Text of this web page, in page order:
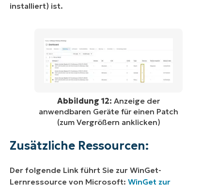
installiert) ist.
Abbildung 12: Anzeige der
anwendbaren Geräte für einen Patch
(zum Vergrößern anklicken)
Zusätzliche Ressourcen:
Der folgende Link führt Sie zur WinGet-
Lernressource von Microsoft: WinGet zur